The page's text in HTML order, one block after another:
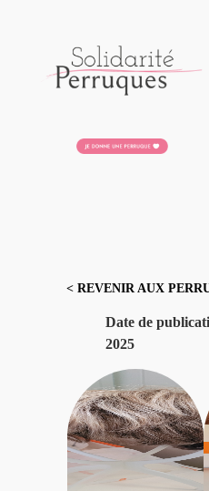
contenu
< REVENIR AUX
Date de
2025